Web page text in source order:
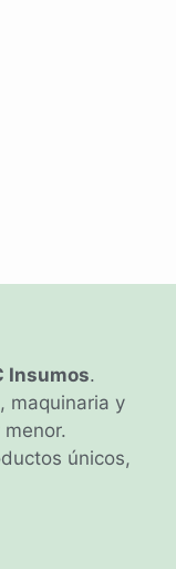
Insumos.
maquinaria y
únicos,